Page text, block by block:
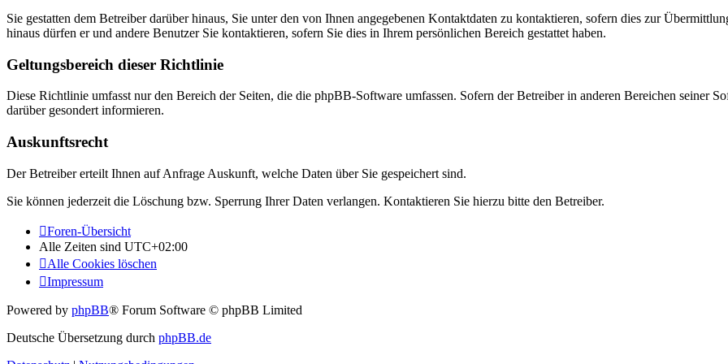
Sie gestatten dem Betreiber darüber hinaus, Sie unter den von Ihnen angegebenen Kontaktdaten zu kontaktieren, sofern dies zur
hinaus dürfen er und andere Benutzer Sie kontaktieren, sofern Sie dies in Ihrem persönlichen Bereich gestattet haben.
Geltungsbereich dieser Richtlinie
Diese Richtlinie umfasst nur den Bereich der Seiten, die die phpBB-Software umfassen. Sofern der Betreiber in anderen Bereichen seiner
darüber gesondert informieren.
Auskunftsrecht
Der Betreiber erteilt Ihnen auf Anfrage Auskunft, welche Daten über Sie gespeichert sind.
Sie können jederzeit die Löschung bzw. Sperrung Ihrer Daten verlangen. Kontaktieren Sie hierzu bitte den Betreiber.
Foren-Übersicht
Alle Zeiten sind UTC+02:00
Alle Cookies löschen
Impressum
Powered by phpBB® Forum Software © phpBB Limited
Deutsche Übersetzung durch phpBB.de